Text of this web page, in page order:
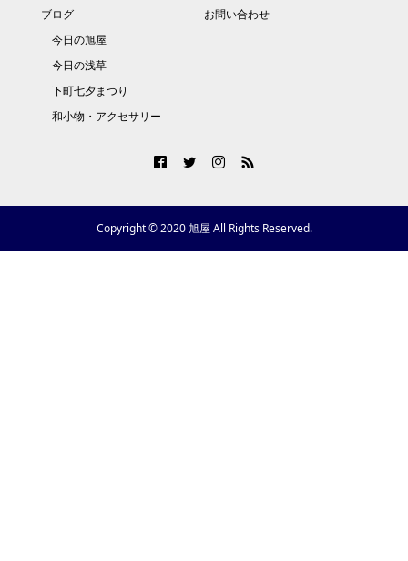
ブログ
今日の旭屋
今日の浅草
下町七夕まつり
和小物・アクセサリー
お問い合わせ
Copyright © 2020 旭屋 All Rights Reserved.